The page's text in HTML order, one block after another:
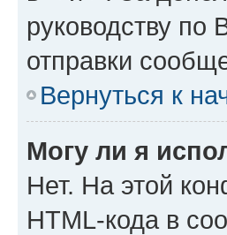
руководству по
отправки
Вернуться к
Могу ли я
Нет. На этой
HTML-кода в